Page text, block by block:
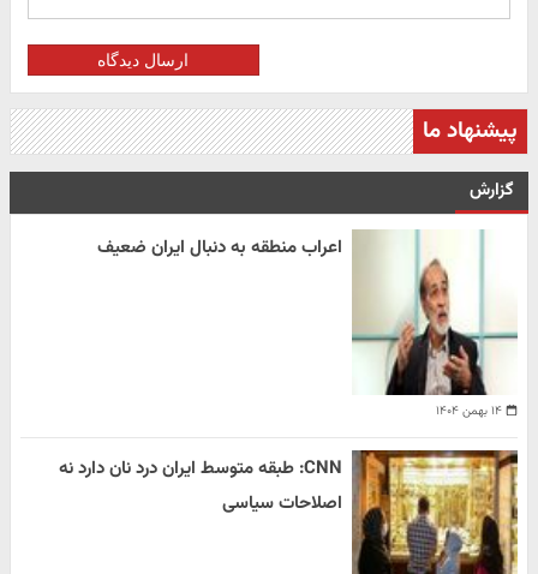
ارسال دیدگاه
پیشنهاد ما
گزارش
۱۴ بهمن ۱۴۰۴
اعراب منطقه به دنبال ایران ضعیف
CNN: طبقه متوسط ایران درد نان دارد نه
اصلاحات سیاسی